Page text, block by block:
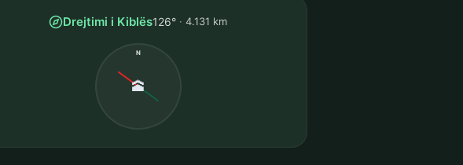
Drejtimi i Kiblës126° 4.131 km
N
🕋